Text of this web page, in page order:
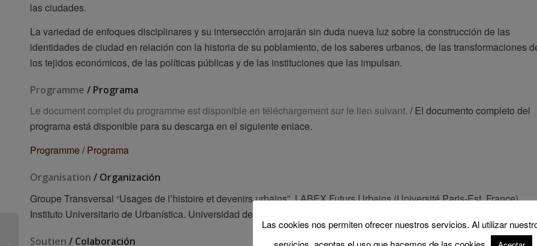
las ciudades.
La variedad de enfoques disciplinares y su intersección arrojarán sin duda nueva luz sobre la construcción de las
identidades de ciudad en relación con la historia de su poblamiento, de los saberes urbanos, de las transformaciones
los tejidos económicos, de las políticas públicas y de las instituciones que las impulsan.
Programme / Programa
Le document complet du programme est disponible en téléchargement sur le lien suivant. / El documento completo del
programa está disponible para su descarga en el siguiente enlace.
Programme / Programa
Organisation / Organización
Groupe Transversal “Usages de l’histoire et devenirs urbains”. LABEX Futurs Urbains (Université Paris-Est, France).
Instituto Universitario de Urbanística. Universidad de Valladolid (España).
Soutien / Colaboración
Las cookies nos permiten ofrecer nuestros servicios. Al utilizar